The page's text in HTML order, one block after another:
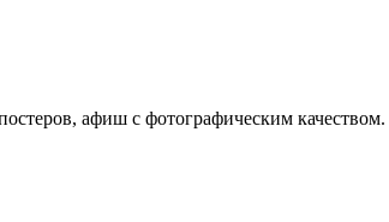
афиш с фотографическим